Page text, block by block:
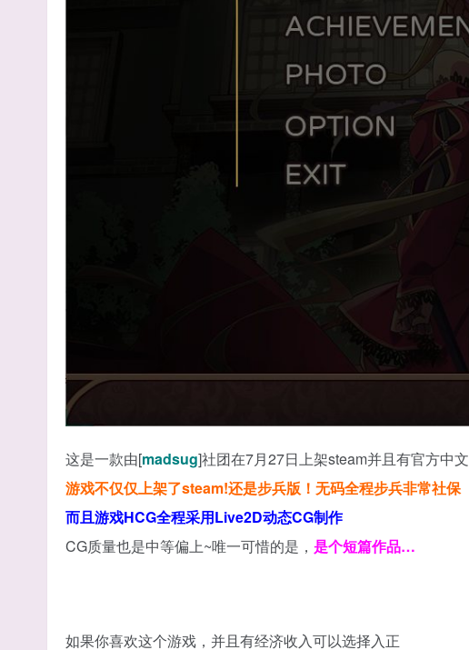
这是一款由[madsug]社团在7月27日上架steam并且有官方中文
游戏不仅仅上架了steam!还是步兵版！无码全程步兵非常社保
而且游戏HCG全程采用Live2D动态CG制作
CG质量也是中等偏上~唯一可惜的是， 是个短篇作品…
如果你喜欢这个游戏，并且有经济收入可以选择入正